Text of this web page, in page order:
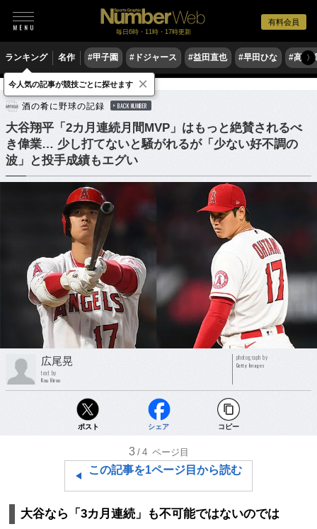
有料会員
毎日6時・11時・17時更新
ランキング 名作 #甲子園 #ドジャース #益田直也 #早田ひな #高木
〉
野球 MLB
酒の肴に野球の記録 BACK NUMBER
大谷翔平「2カ月連続月間MVP」はもっと絶賛されるべ
き偉業… 少し打てないと騒がれるが「少ない好不調の
波」と投手成績もエグい
広尾晃
text by
Kou Hiroo
photograph by
Getty Images
ポスト シェア コピー
3 /4 ページ目
この記事を1ページ目から読む
大谷なら「3カ月連続」も不可能ではないのでは
今人気の記事が競技ごとに探せます ×